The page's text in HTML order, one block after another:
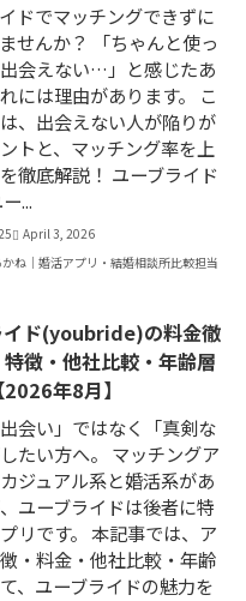
ドでマッチングできずに
せんか？ 「ちゃんと使っ
会えない…」と感じたあ
には理由があります。 こ
、出会えない人が陥りが
トと、マッチング率を上
徹底解説！ ユーブライド
...
April 3, 2026
ね｜婚活アプリ・結婚相談所比較担当
イド(youbride)の料金徹
徴・他社比較・年齢層
年8月】
出会い」ではなく「真剣な
たい方へ。 マッチングア
ジュアル系と婚活系があ
ユーブライドは後者に特
リです。 本記事では、ア
・料金・他社比較・年齢
、ユーブライドの魅力を